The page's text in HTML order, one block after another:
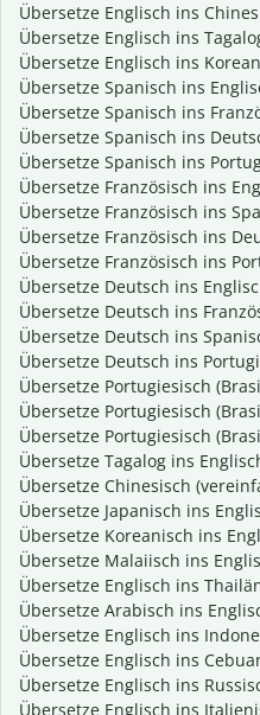
Übersetze Englisch ins
Übersetze Englisch ins
Übersetze Englisch ins
Übersetze Spanisch ins
Übersetze Spanisch ins
Übersetze Spanisch ins
Übersetze Spanisch ins
Übersetze Französisch ins
Übersetze Französisch ins
Übersetze Französisch ins
Übersetze Französisch ins
Übersetze Deutsch ins
Übersetze Deutsch ins
Übersetze Deutsch ins
Übersetze Deutsch ins
Übersetze Portugiesisch
Übersetze Portugiesisch
Übersetze Portugiesisch
Übersetze Tagalog ins
Übersetze Chinesisch
Übersetze Japanisch ins
Übersetze Koreanisch ins
Übersetze Malaiisch ins
Übersetze Englisch ins
Übersetze Arabisch ins
Übersetze Englisch ins
Übersetze Englisch ins
Übersetze Englisch ins
Übersetze Englisch ins